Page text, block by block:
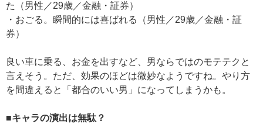
た（男性／29歳／金融・証券）
・おごる。瞬間的には喜ばれる（男性／29歳／金融・証
券）
良い車に乗る、お金を出すなど、男ならではのモテテクと
言えそう。ただ、効果のほどは微妙なようですね。やり方
を間違えると「都合のいい男」になってしまうかも。
■キャラの演出は無駄？